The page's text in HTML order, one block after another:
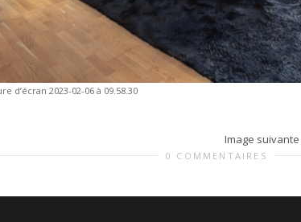
d’écran 2023-02-06 à 09.58.30
Image suivante
0 COMMENTAIRES